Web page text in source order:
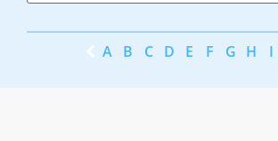
A B C D E F G H I